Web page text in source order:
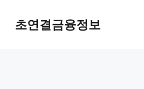
초연결금융정보